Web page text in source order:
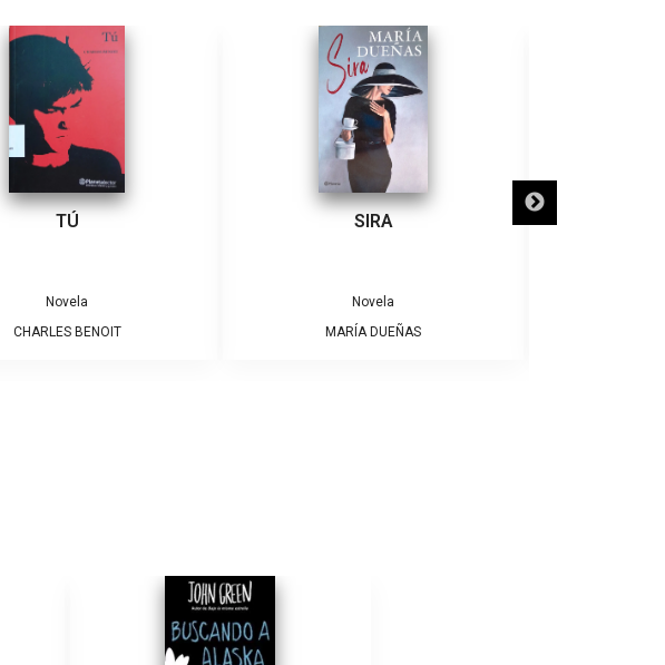
TÚ
Novela
CHARLES BENOIT
SIRA
Novela
MARÍA DUEÑAS